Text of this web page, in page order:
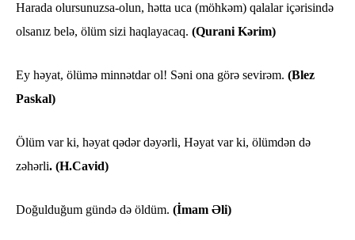
Harada olursunuzsa-olun, hətta uca (möhkəm) qalalar içərisində
olsanız belə, ölüm sizi haqlayacaq. (Qurani Kərim)
Ey həyat, ölümə minnətdar ol! Səni ona görə sevirəm. (Blez
Paskal)
Ölüm var ki, həyat qədər dəyərli, Həyat var ki, ölümdən də
zəhərli. (H.Cavid)
Doğulduğum gündə də öldüm. (İmam Əli)